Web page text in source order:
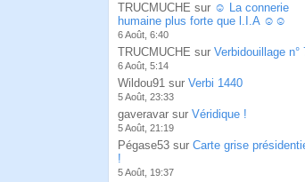
TRUCMUCHE sur ☺ La connerie
humaine plus forte que l.I.A ☺☺
6 Août, 6:40
TRUCMUCHE sur Verbidouillage n°
6 Août, 5:14
Wildou91 sur Verbi 1440
5 Août, 23:33
gaveravar sur Véridique !
5 Août, 21:19
Pégase53 sur Carte grise
!
5 Août, 19:37